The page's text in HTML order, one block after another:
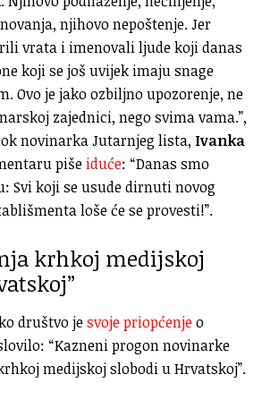
njihovo nepoštenje. Jer
vrata i imenovali ljude koji danas
koji se još uvijek imaju snage
Ovo je jako ozbiljno upozorenje, ne
zajednici, nego svima vama.”,
novinarka Jutarnjeg lista, Ivanka
piše iduće: “Danas smo
Svi koji se usude dirnuti novog
loše će se provesti!”.
krhkoj medijskoj
društvo jesvoje priopćenjeo
“Kazneni progon novinarke
medijskoj slobodi u Hrvatskoj”.